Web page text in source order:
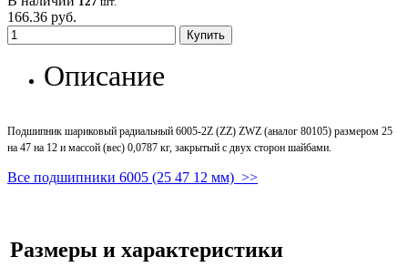
166.36 руб.
Купить
Описание
Подшипник шариковый радиальный 6005-2Z (ZZ) ZWZ (аналог 80105) размером 25
на 47 на 12 и массой (вес) 0,0787 кг, закрытый с двух сторон шайбами.
Все подшипники 6005 (25 47 12 мм) >>
Размеры и характеристики